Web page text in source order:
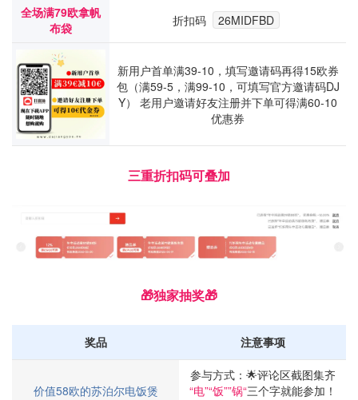
全场满79欧拿帆
布袋
折扣码 26MIDFBD
新用户首单满39-10，填写邀请码再得15欧券
包（满59-5，满99-10，可填写官方邀请码DJ
Y） 老用户邀请好友注册并下单可得满60-10
优惠券
三重折扣码可叠加
🎁独家抽奖🎁
奖品 注意事项
价值58欧的苏泊尔电饭煲
参与方式：🌟评论区截图集齐
“电”“饭””锅“三个字就能参加！